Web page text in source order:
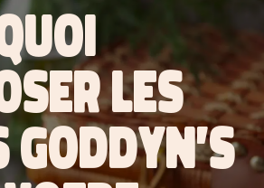
LES
GODDYN’S